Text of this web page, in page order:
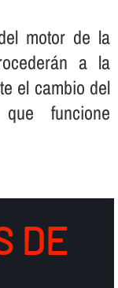
motor de la
a la
el cambio del
funcione
DE